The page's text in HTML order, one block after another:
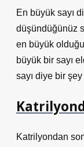
En büyük sayı
düşündüğünüz
en büyük
büyük bir sayı
sayı diye bir şey
Katrilyondan